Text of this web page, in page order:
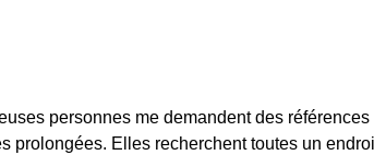
personnes me demandent des
prolongées. Elles recherchent toutes un